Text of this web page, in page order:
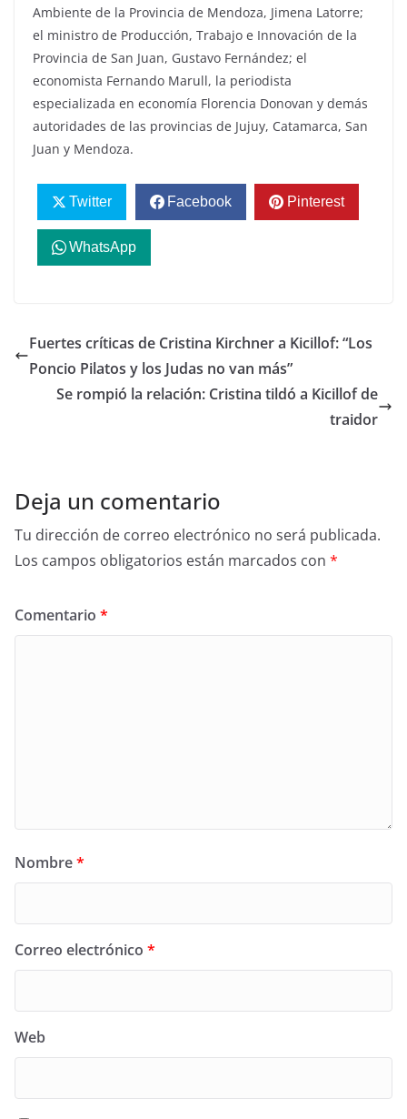
Ambiente de la Provincia de Mendoza, Jimena Latorre;
el ministro de Producción, Trabajo e Innovación de la
Provincia de San Juan, Gustavo Fernández; el
economista Fernando Marull, la periodista
especializada en economía Florencia Donovan y demás
autoridades de las provincias de Jujuy, Catamarca, San
Juan y Mendoza.
Twitter Facebook Pinterest
WhatsApp
Fuertes críticas de Cristina Kirchner a Kicillof: “Los
Poncio Pilatos y los Judas no van más”
Se rompió la relación: Cristina tildó a Kicillof de
traidor
Deja un comentario
Tu dirección de correo electrónico no será publicada.
Los campos obligatorios están marcados con *
Comentario *
Nombre*
Correo electrónico *
Web